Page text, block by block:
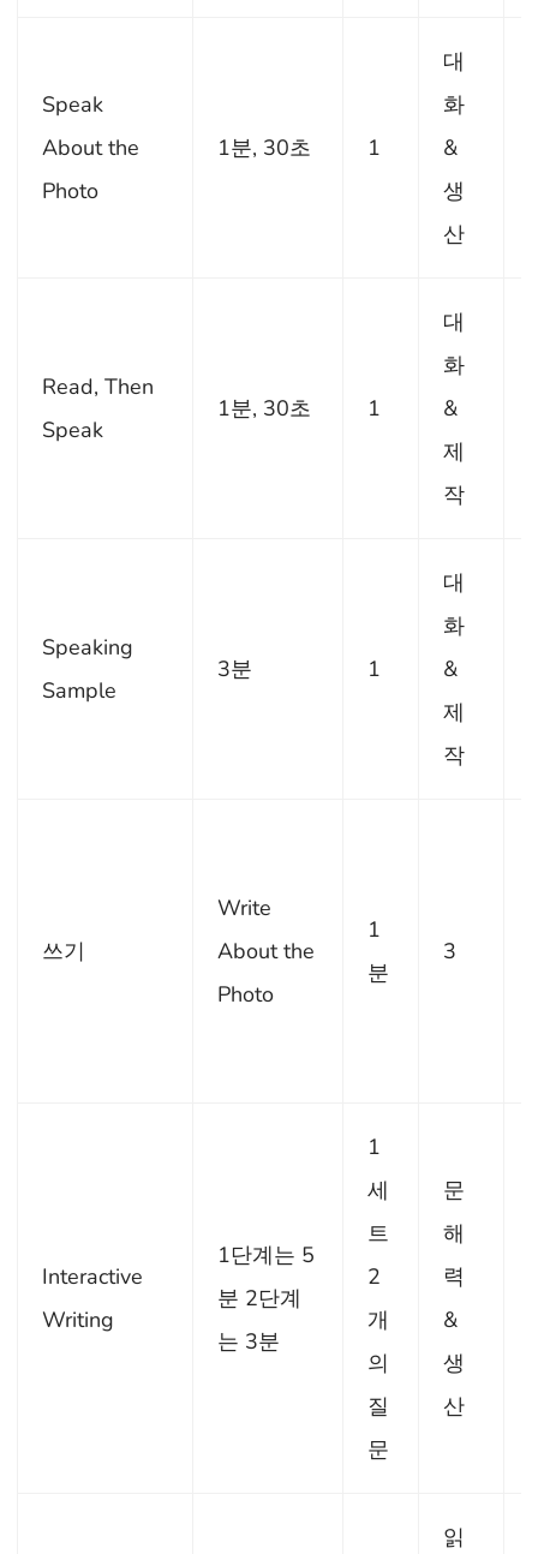
Speak
About the
Photo
1분, 30초 1
대
화
&
생
산
Read, Then
Speak
1분, 30초 1
대
화
&
제
작
Speaking
Sample
3분 1
대
화
&
제
작
쓰기
Write
About the
Photo
1
분
3
Interactive
Writing
1단계는 5
분 2단계
는 3분
1
세
트
2
개
의
질
문
문
해
력
&
생
산
읽